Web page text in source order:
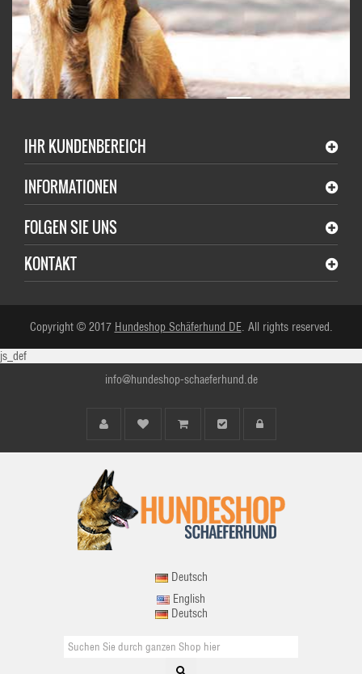
IHR KUNDENBEREICH
INFORMATIONEN
FOLGEN SIE UNS
KONTAKT
Copyright © 2017 Hundeshop Schäferhund DE. All rights reserved.
js_def
info@hundeshop-schaeferhund.de
Deutsch
English
Deutsch